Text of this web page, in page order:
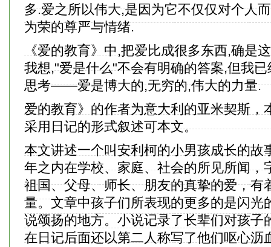
多.爱之所以伟大,是因为它不仅仅对个人
为荣的尊严与情绪.
《爱的教育》中,把爱比成很多东西,确是
我想,"爱是什么"不会有明确的答案,但我
思考——爱是博大的,无穷的,伟大的力量.
爱的教育》的作者为意大利的亚米契斯，
采用日记的形式叙述可本文。
本文讲述一个叫安利柯的小男孩成长的故
年之内在学校、家庭、社会的所见所闻，
祖国、父母、师长、朋友的真挚的爱，有
量。文章中孩子们所表现的更多的是闪光
说颂扬的地方。小说记录了长辈们对孩子
在日记后面还以第二人称写了他们呕心沥